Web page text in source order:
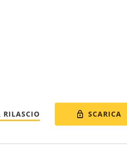
RILASCIO SCARICA